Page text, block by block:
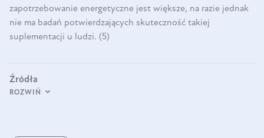
zapotrzebowanie energetyczne jest większe, na razie jednak
nie ma badań potwierdzających skuteczność takiej
suplementacji u ludzi. (5)
Źródła
ROZWIŃ